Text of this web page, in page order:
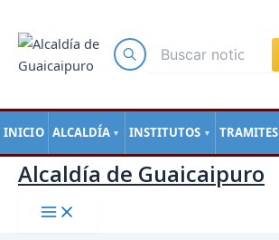
INICIO ALCALDÍA ▼ INSTITUTOS ▼ TRAMITES
contenido
Alcaldía de Guaicaipuro
de
entradas